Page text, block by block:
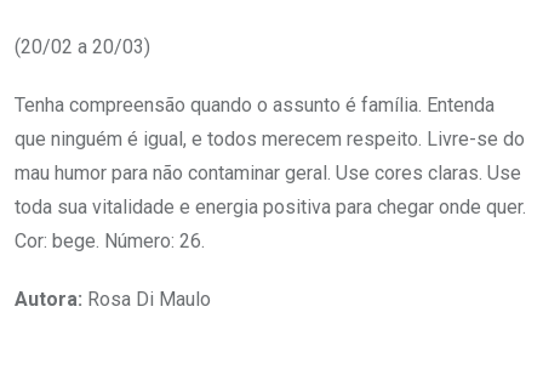
(20/02 a 20/03)
Tenha compreensão quando o assunto é família. Entenda
que ninguém é igual, e todos merecem respeito. Livre-se do
mau humor para não contaminar geral. Use cores claras. Use
toda sua vitalidade e energia positiva para chegar onde quer.
Cor: bege. Número: 26.
Autora: Rosa Di Maulo